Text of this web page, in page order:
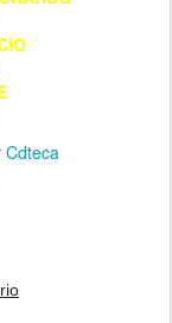
Cdteca